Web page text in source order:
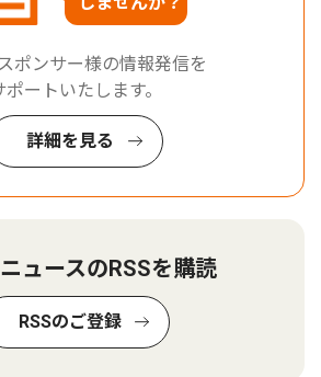
ポンサー様の情報発信を
ポートいたします。
詳細を見る
ュースのRSSを購読
RSSのご登録